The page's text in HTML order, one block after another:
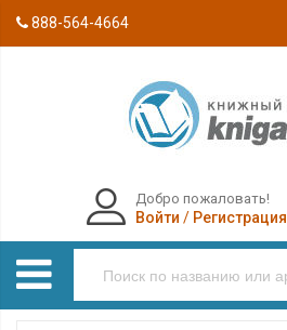
888-564-4664
Добро пожаловать!
Войти / Регистрация